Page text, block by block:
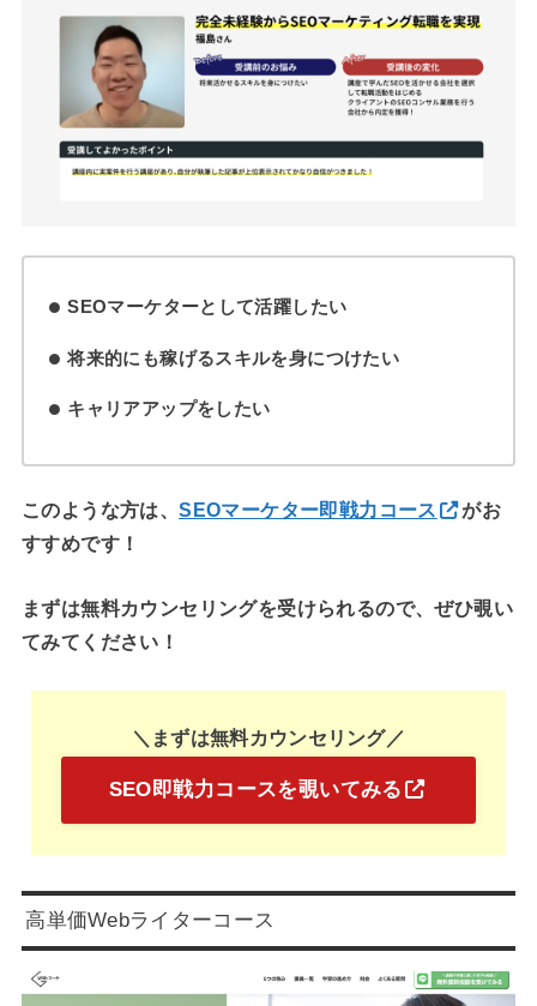
SEOマーケターとして活躍したい
将来的にも稼げるスキルを身につけたい
キャリアアップをしたい
このような方は、SEOマーケター即戦力コース
がお
すすめです！
まずは無料カウンセリングを受けられるので、ぜひ覗い
てみてください！
＼まずは無料カウンセリング／
SEO即戦力コースを覗いてみる
高単価Webライターコース